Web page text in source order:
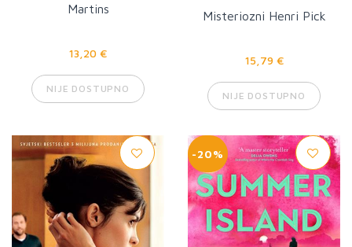
Martins
13,20 €
NIJE DOSTUPNO
Misteriozni Henri Pick
15,79 €
NIJE DOSTUPNO
-20%